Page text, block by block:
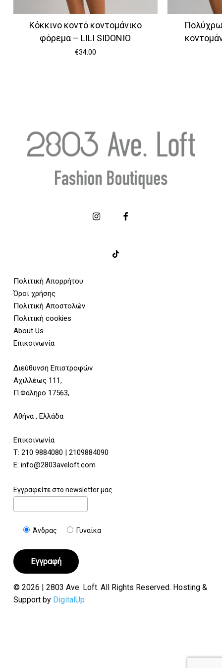
Κόκκινο κοντό κοντομάνικο
φόρεμα – LILI SIDONIO
€34.00
Πολιτική Απορρήτου
Όροι χρήσης
Πολιτική Αποστολών
Πολιτική cookies
About Us
Επικοινωνία
Διεύθυνση Επιστροφών
Αχιλλέως 111,
Π.Φάληρο 17563,
Αθήνα , Ελλάδα
Επικοινωνία
Τ: 210 9884080 | 2109884090
E: info@2803aveloft.com
Εγγραφείτε στο newsletter μας
Άνδρας Γυναίκα
© 2026 | 2803 Ave. Loft. All Rights Reserved. Hosting &
Support by DigitalUp